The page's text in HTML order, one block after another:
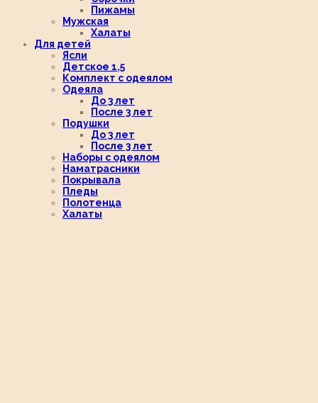
Пижамы
Мужская
Халаты
Для детей
Ясли
Детское 1,5
Комплект с одеялом
Одеяла
До 3 лет
После 3 лет
Подушки
До 3 лет
После 3 лет
Наборы с одеялом
Наматрасники
Покрывала
Пледы
Полотенца
Халаты